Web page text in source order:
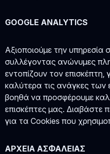
GOOGLE ANALYTICS
Αξιοποιούμε την υπηρεσία
συλλέγοντας ανώνυμες
εντοπίζουν τον
καλύτερα τις ανάγκες των
βοηθά να προσφέρουμε
επισκέπτες μας. Διαβάστε
για τα Cookies που
ΑΡΧΕΙΑ ΑΣΦΑΛΕΙΑΣ